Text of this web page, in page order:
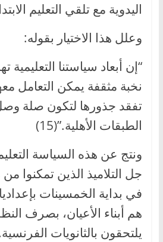
اليدوية مع تلقي التعليم
وعلل هذا الاختيار بقوله:
“إن أبعاد سياستنا
نخبة مثقفة يمكن التعامل
تفقد جذورها لتكون صلة وصل
الطبقات الأهلية.”(15)
ونتج عن هذه السياسة
جل التلاميذ الذين تمكنوا
في بداية الخمسينات
هم أبناء الأعيان، بصرف
يلتحقون بالثانويات